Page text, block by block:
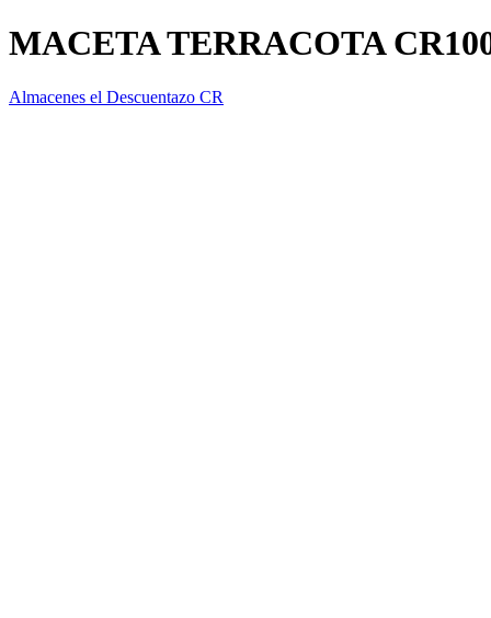
MACETA TERRACOTA
Almacenes el Descuentazo CR